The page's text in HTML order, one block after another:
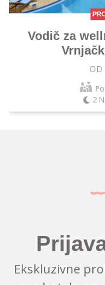
Vodič za
OD
2
Ekskluzivne